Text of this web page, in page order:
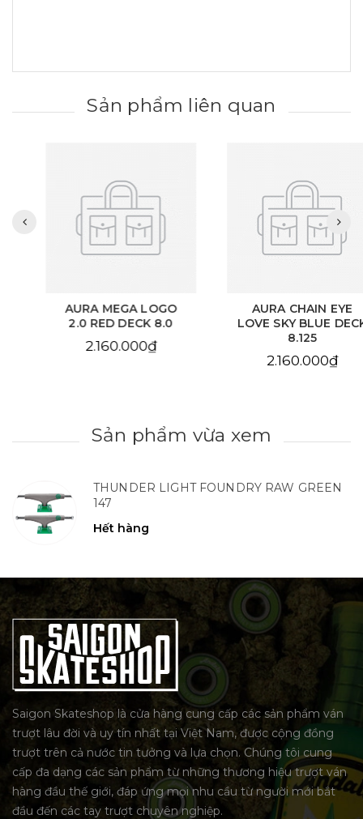
Sản phẩm liên quan
AURA MEGA LOGO
2.0 RED DECK 8.0
2.160.000₫
AURA CHAIN EYE
LOVE SKY BLUE DECK
2.160.000₫
Sản phẩm vừa xem
THUNDER LIGHT FOUNDRY RAW GREEN
147
Hết hàng
Saigon Skateshop là cửa hàng cung cấp các sản phẩm ván
trượt lâu đời và uy tín nhất tại Việt Nam, được cộng đồng
trượt trên cả nước tin tưởng và lựa chọn. Chúng tôi cung
cấp đa dạng các sản phẩm từ những thương hiệu trượt ván
hàng đầu thế giới, đáp ứng mọi nhu cầu từ người mới bắt
đầu đến các tay trượt chuyên nghiệp.